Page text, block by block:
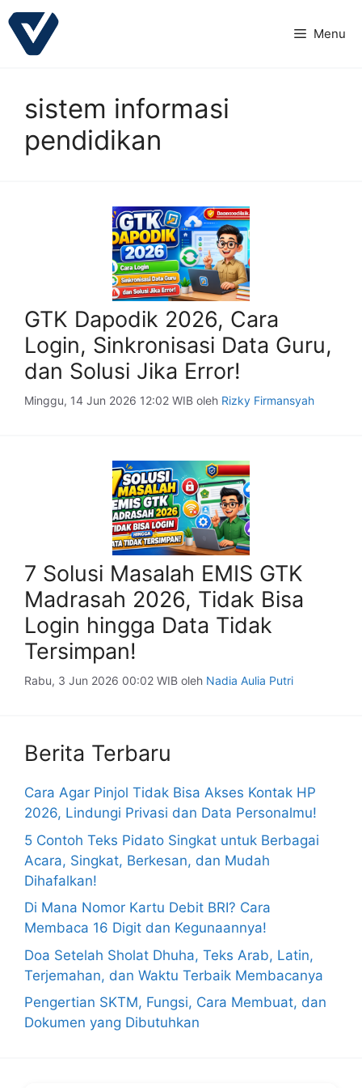
Langsung
ke
Menu
sistem informasi
pendidikan
GTK Dapodik 2026, Cara
Login, Sinkronisasi Data Guru,
dan Solusi Jika Error!
Minggu, 14 Jun 2026 12:02 WIB oleh Rizky Firmansyah
7 Solusi Masalah EMIS GTK
Madrasah 2026, Tidak Bisa
Login hingga Data Tidak
Tersimpan!
Rabu, 3 Jun 2026 00:02 WIB oleh Nadia Aulia Putri
Berita Terbaru
Cara Agar Pinjol Tidak Bisa Akses Kontak HP
2026, Lindungi Privasi dan Data Personalmu!
5 Contoh Teks Pidato Singkat untuk Berbagai
Acara, Singkat, Berkesan, dan Mudah
Dihafalkan!
Di Mana Nomor Kartu Debit BRI? Cara
Membaca 16 Digit dan Kegunaannya!
Doa Setelah Sholat Dhuha, Teks Arab, Latin,
Terjemahan, dan Waktu Terbaik Membacanya
Pengertian SKTM, Fungsi, Cara Membuat, dan
Dokumen yang Dibutuhkan